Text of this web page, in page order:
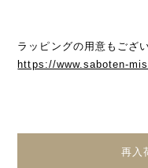
ラッピングの用意もござ
https://www.saboten-
再入